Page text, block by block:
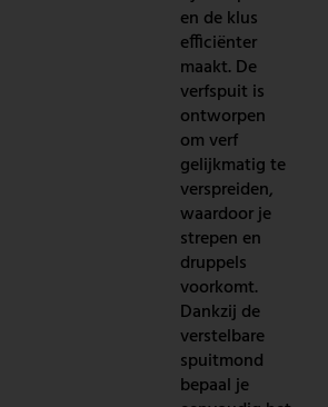
en de klus
efficiënter
maakt. De
verfspuit is
ontworpen
om verf
gelijkmatig te
verspreiden,
waardoor je
strepen en
druppels
voorkomt.
Dankzij de
verstelbare
spuitmond
bepaal je